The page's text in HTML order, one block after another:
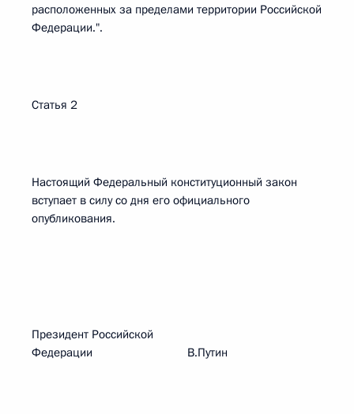
расположенных за пределами территории Российской
Федерации.".
Статья 2
Настоящий Федеральный конституционный закон
вступает в силу со дня его официального
опубликования.
Президент Российской
Федерации В.Путин